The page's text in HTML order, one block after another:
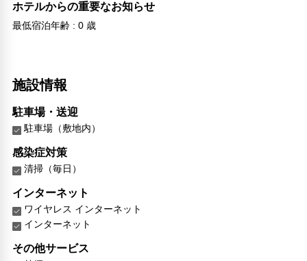
ホテルからの重要なお知らせ
最低宿泊年齢 : 0 歳
施設情報
駐車場・送迎
駐車場（敷地内）
感染症対策
清掃（毎日）
インターネット
ワイヤレス インターネット
インターネット
その他サービス